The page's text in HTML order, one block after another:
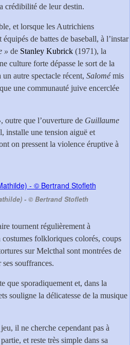
crédibilité de leur destin.
et lorsque les Autrichiens
de battes de baseball, à l’instar
» de Stanley Kubrick (1971), la
culture forte dépasse le sort de la
autre spectacle récent, Salomémis
une communauté juive encerclée
, outre que l’ouverture de Guillaume
installe une tension aiguë et
on pressent la violence éruptive à
- © Bertrand Stofleth
tournent régulièrement à
costumes folkloriques colorés, coups
sur Melcthal sont montrées de
souffrances.
que sporadiquement et, dans la
souligne la délicatesse de la musique
il ne cherche cependant pas à
et reste très simple dans sa